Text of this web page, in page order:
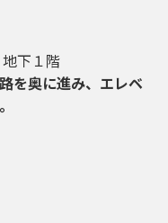
下１階
を奥に進み、エレベ